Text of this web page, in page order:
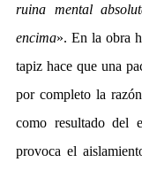
ruina mental
encima». En la obra
tapiz hace que una
por completo la
como resultado del
provoca el